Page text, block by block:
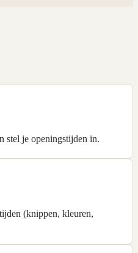
stel je openingstijden in.
(knippen, kleuren,